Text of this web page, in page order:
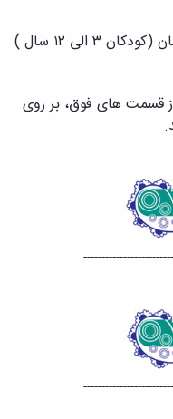
این قسمت ویژه خانواده اساتید و کارکنان (کودکان ۳ الی ۱۲ سال )
قسمت های فوق، بر روی